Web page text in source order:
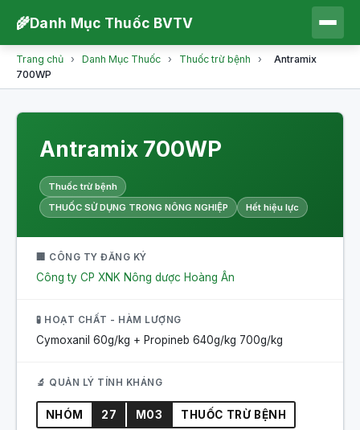
🌾Danh Mục Thuốc BVTV
Trang chủ › Danh Mục Thuốc › Thuốc trừ bệnh ›
Antramix
700WP
Antramix 700WP
Thuốc trừ bệnh
THUỐC SỬ DỤNG TRONG NÔNG NGHIỆP
Hết hiệu lực
🏢 CÔNG TY ĐĂNG KÝ
Công ty CP XNK Nông dược Hoàng Ân
🧪 HOẠT CHẤT - HÀM LƯỢNG
Cymoxanil 60g/kg + Propineb 640g/kg 700g/kg
🔬 QUẢN LÝ TÍNH KHÁNG
NHÓM 27 M03 THUỐC TRỪ BỆNH